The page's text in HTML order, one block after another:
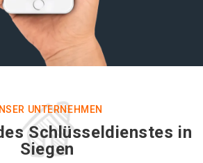
UNTERNEHMEN
Schlüsseldienstes in
Siegen